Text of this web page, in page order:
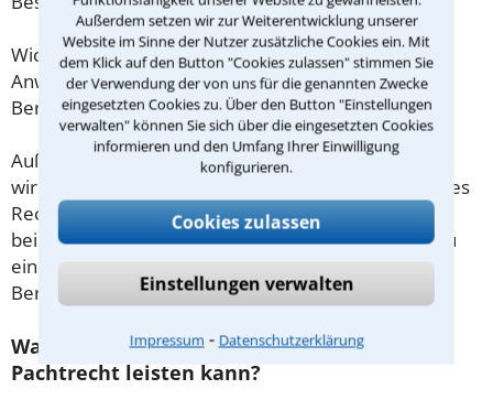
Außerdem setzen wir zur Weiterentwicklung unserer
Website im Sinne der Nutzer zusätzliche Cookies ein. Mit
dem Klick auf den Button "Cookies zulassen" stimmen Sie
der Verwendung der von uns für die genannten Zwecke
eingesetzten Cookies zu. Über den Button "Einstellungen
verwalten" können Sie sich über die eingesetzten Cookies
informieren und den Umfang Ihrer Einwilligung
konfigurieren.
Cookies zulassen
Einstellungen verwalten
Impressum ⁃ Datenschutzerklärung
Wichtig daher: Klären Sie die Kostenfrage mit Ihrem
Anwalt aus Lindlar schon zu Beginn der ersten
Beratung.
Außerdem gut zu wissen: Gemäß § 34 Absatz 2 RVG
wird die Beratungsgebühr auf weitere Tätigkeiten des
Rechtsanwalts angerechnet. Sollte es also
beispielsweise aufgrund des Beratungsgesprächs zu
einem Prozess kommen, so kann der Anwalt diese
Beratungsgebühr nicht mehr abrechnen.
Was tun wenn ich mir keinen Anwalt für
Pachtrecht leisten kann?